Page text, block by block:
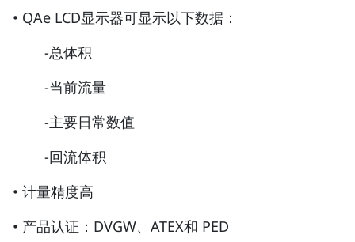
• QAe LCD显示器可显示以下数据：
-总体积
-当前流量
-主要日常数值
-回流体积
• 计量精度高
• 产品认证：DVGW、ATEX和 PED